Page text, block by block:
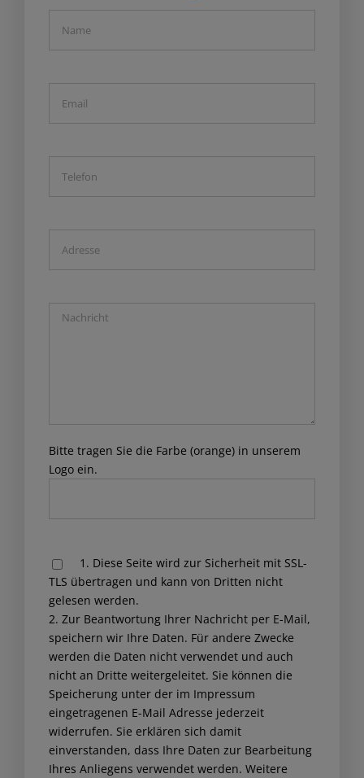
Bitte tragen Sie die Farbe (orange) in unserem
Logo ein.
leave
this
field
empty.
1. Diese Seite wird zur Sicherheit mit SSL-
TLS übertragen und kann von Dritten nicht
gelesen werden.
2. Zur Beantwortung Ihrer Nachricht per E-Mail,
speichern wir Ihre Daten. Für andere Zwecke
werden die Daten nicht verwendet und auch
nicht an Dritte weitergeleitet. Sie können die
Speicherung unter der im Impressum
eingetragenen E-Mail Adresse jederzeit
widerrufen. Sie erklären sich damit
einverstanden, dass Ihre Daten zur Bearbeitung
Ihres Anliegens verwendet werden. Weitere